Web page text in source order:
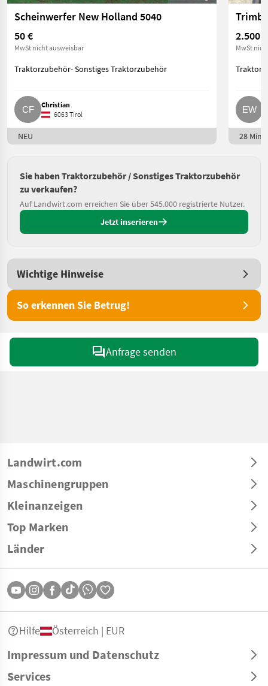
Scheinwerfer New Holland 5040
50 €
MwSt nicht ausweisbar
Traktorzubehör- Sonstiges Traktorzubehör
Christian
6063 Tirol
NEU
2.500 €
MwSt
28 Min.
Sie haben Traktorzubehör / Sonstiges Traktorzubehör
zu verkaufen?
Auf Landwirt.com erreichen Sie über 545.000 registrierte Nutzer.
Jetzt inserieren
Wichtige Hinweise
So erkennen Sie Betrug!
Anfrage senden
Landwirt.com
Maschinengruppen
Kleinanzeigen
Top Marken
Länder
Impressum und Datenschutz
Services
Hilfe Österreich | EUR